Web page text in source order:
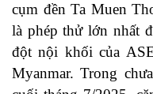
cụm đền Ta Muen
là phép thử lớn nhất
đột nội khối của
Myanmar. Trong